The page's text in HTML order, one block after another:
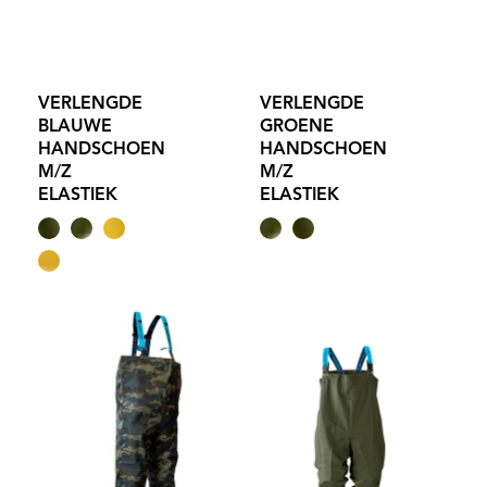
VERLENGDE
BLAUWE
HANDSCHOEN
M/Z
ELASTIEK
VERLENGDE
GROENE
HANDSCHOEN
M/Z
ELASTIEK